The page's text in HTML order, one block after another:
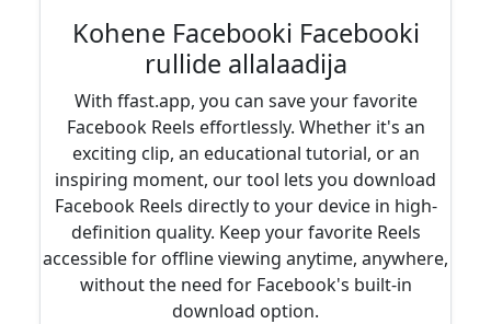
Kohene Facebooki Facebooki
rullide allalaadija
With ffast.app, you can save your favorite
Facebook Reels effortlessly. Whether it's an
exciting clip, an educational tutorial, or an
inspiring moment, our tool lets you download
Facebook Reels directly to your device in high-
definition quality. Keep your favorite Reels
accessible for offline viewing anytime, anywhere,
without the need for Facebook's built-in
download option.